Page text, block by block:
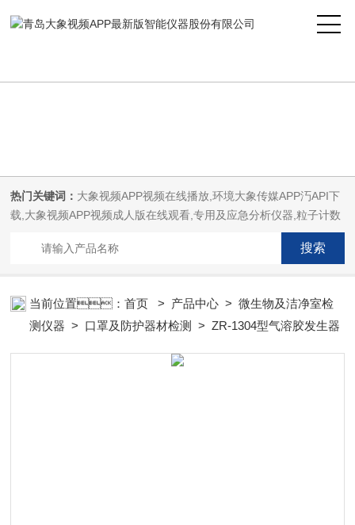
载,大象视频APP视频成人版在线观看
热门关键词： 大象视频APP视频在线播放,环境大象传媒APP汅API下
载,大象视频APP视频成人版在线观看,专用及应急分析仪器,粒子计数
当前位置：首页 > 产品中心 >微生物及洁净室检
测仪器 > 口罩及防护器材检测 > ZR-1304型气溶胶发生器